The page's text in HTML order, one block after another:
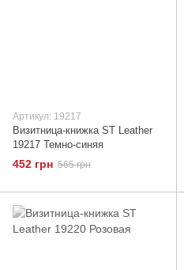
Артикул: 19217
Визитница-книжка ST Leather
19217 Темно-синяя
452 грн 565 грн